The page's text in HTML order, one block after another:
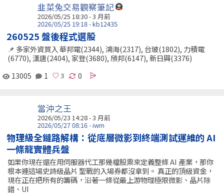
韭菜兔交易觀察筆記
2026/05/25 18:30 - 3 月前
2026/05/25 19:18 - kb12435
260525 盤後程式選股
📌 多家外資買入 華邦電(2344), 鴻海(2317), 台玻(1802), 力積電
(6770), 漢唐(2404), 家登(3680), 頎邦(6147), 新日興(3376)
13005
1 0
當沖之王
2026/05/23 14:28 - 3 月前
2026/05/27 08:16 - iwm
物理級全鏈路解構：從底層微影到終端測試運維的 AI
一條龍實體兵盤
如果你現在還在用伺服器代工那幾檔股票來定義整條 AI 產業，那你
根本連這場史詩級晶片 聖戰的入場券都沒拿到。 真正的頂級資金，
現在正在把所有的籌碼，沿著一條從最上游物理極限微影、晶片除
錯、UI